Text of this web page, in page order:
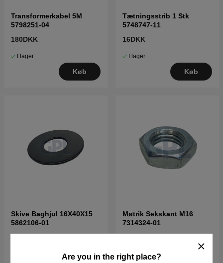
Are you in the right place?
Transformerkabel 5M
5798251-04
180DKK
I lager
Køb
Tætningsstrib 1 Stk
5748747-11
16DKK
I lager
Køb
Skive Baghjul 16X40X15
5862106-01
Møtrik Sekskant M16
7314324-01
I lager